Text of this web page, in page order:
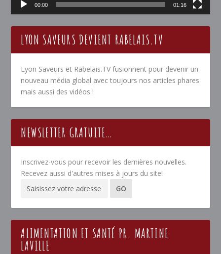
00:00 01:16
LYON SAVEURS DEVIENT RABELAIS.TV
Lyon Saveurs et Rabelais.TV fusionnent pour devenir un
nouveau média global avec toujours nos articles phares
mais aussi des vidéos !
NEWSLETTER GRATUITE…
Inscrivez-vous pour recevoir les dernières nouvelles.
Recevez aussi d'autres mises à jours du site!
ALIMENTATION ET SANTÉ PR. MARTINE
LAVILLE